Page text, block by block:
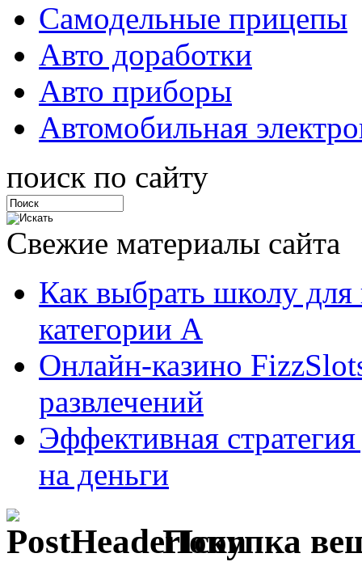
Самодельные прицепы
Авто доработки
Авто приборы
Автомобильная
поиск по сайту
Свежие материалы сайта
Как выбрать школу для
категории А
Онлайн-казино
развлечений
Эффективная
на деньги
Покупка